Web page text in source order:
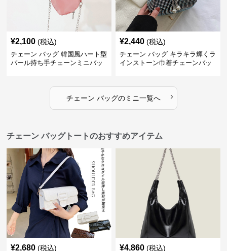
¥2,100 (税込)
チェーン バッグ 韓国風ハート型
パール持ち手チェーンミニバッ
¥2,440 (税込)
チェーン バッグ キラキラ輝くラ
インストーン巾着チェーンバッ
チェーン バッグのミニ一覧へ ›
チェーン バッグトートのおすすめアイテム
¥2,680 (税込) ¥4,860 (税込)